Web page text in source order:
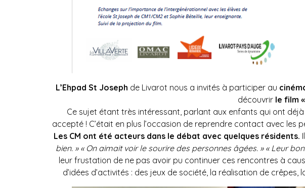
L’Ehpad St Joseph de Livarot nous a invités à participer au
découvrirle film
Ce sujet étant très intéressant, parlant aux enfants qui ont
accepté ! C’était en plus l’occasion de reprendre contact avec
Les CM ont été acteurs dans le débat avec quelques résidents.
bien. » « On aimait voir le sourire des personnes âgées. » « Leur
leur frustation de ne pas avoir pu continuer ces rencontres à
d’idées d’activités : des jeux de société, la réalisation de